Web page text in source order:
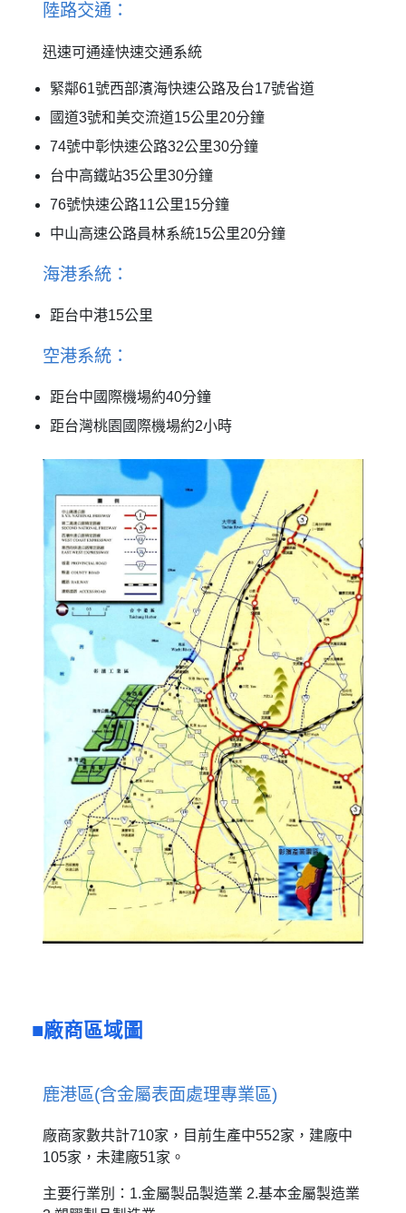
陸路交通：
迅速可通達快速交通系統
緊鄰61號西部濱海快速公路及台17號省道
國道3號和美交流道15公里20分鐘
74號中彰快速公路32公里30分鐘
台中高鐵站35公里30分鐘
76號快速公路11公里15分鐘
中山高速公路員林系統15公里20分鐘
海港系統：
距台中港15公里
空港系統：
距台中國際機場約40分鐘
距台灣桃園國際機場約2小時
廠商區域圖
鹿港區(含金屬表面處理專業區)
廠商家數共計710家，目前生產中552家，建廠中
105家，未建廠51家。
主要行業別：1.金屬製品製造業 2.基本金屬製造業